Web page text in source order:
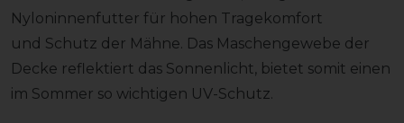
Nyloninnenfutter für hohen Tragekomfort
und Schutz der Mähne. Das Maschengewebe der
Decke reflektiert das Sonnenlicht, bietet somit einen
im Sommer so wichtigen UV-Schutz.